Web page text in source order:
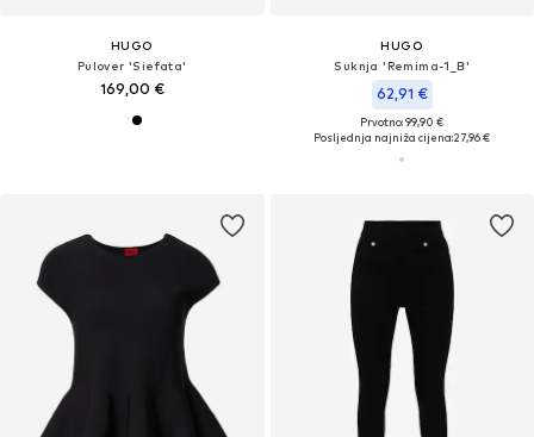
HUGO
Pulover 'Siefata'
169,00 €
HUGO
Suknja 'Remima-1_B'
62,91 €
Prvotno: 99,90 €
Posljednja najniža cijena:27,96 €